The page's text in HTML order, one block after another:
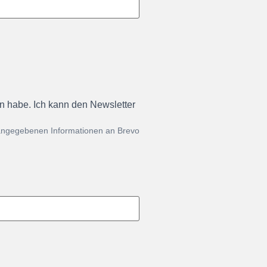
habe. Ich kann den Newsletter
Informationen an Brevo